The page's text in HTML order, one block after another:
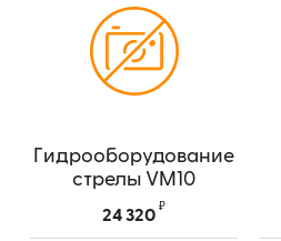
Гидрооборудование
стрелы VM10
PM_BL002
24 320
₽